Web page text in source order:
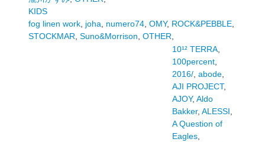
KIDS
fog linen work, joha numero74, OMY, ROCK&PEBBLE,
STOCKMAR Suno&Morrison OTHER
10¹² TERRA,
100percent,
2016/, abode,
AJI PROJECT,
AJOY, Aldo
Bakker, ALESSI
A Question of
Eagles,